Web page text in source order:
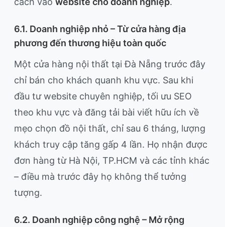
6.1. Doanh nghiệp nhỏ – Từ cửa hàng địa
phương đến thương hiệu toàn quốc
Một cửa hàng nội thất tại Đà Nẵng trước đây
chỉ bán cho khách quanh khu vực. Sau khi
đầu tư website chuyên nghiệp, tối ưu SEO
theo khu vực và đăng tải bài viết hữu ích về
mẹo chọn đồ nội thất, chỉ sau 6 tháng, lượng
khách truy cập tăng gấp 4 lần. Họ nhận được
đơn hàng từ Hà Nội, TP.HCM và các tỉnh khác
– điều mà trước đây họ không thể tưởng
tượng.
6.2. Doanh nghiệp công nghệ – Mở rộng